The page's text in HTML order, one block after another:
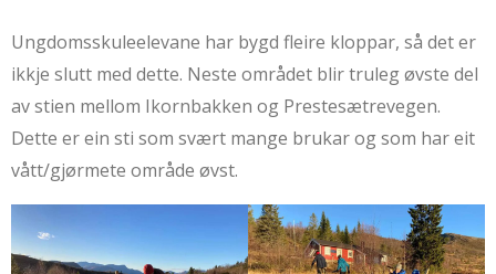
Ungdomsskuleelevane har bygd fleire kloppar, så det er
ikkje slutt med dette. Neste området blir truleg øvste del
av stien mellom Ikornbakken og Prestesætrevegen.
Dette er ein sti som svært mange brukar og som har eit
vått/gjørmete område øvst.